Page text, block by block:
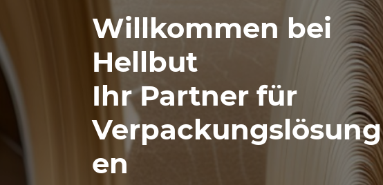
Willkommen bei
Hellbut
Ihr Partner für
Verpackungslösung
en